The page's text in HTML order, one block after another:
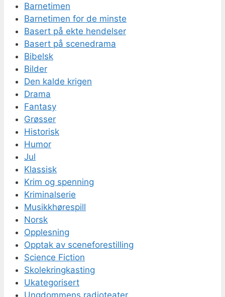
Barnetimen
Barnetimen for de minste
Basert på ekte hendelser
Basert på scenedrama
Bibelsk
Bilder
Den kalde krigen
Drama
Fantasy
Grøsser
Historisk
Humor
Jul
Klassisk
Krim og spenning
Kriminalserie
Musikkhørespill
Norsk
Opplesning
Opptak av sceneforestilling
Science Fiction
Skolekringkasting
Ukategorisert